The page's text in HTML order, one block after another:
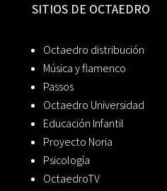
SITIOS DE OCTAEDRO
Octaedro distribución
Música y flamenco
Passos
Octaedro Universidad
Educación Infantil
Proyecto Noria
Psicología
OctaedroTV